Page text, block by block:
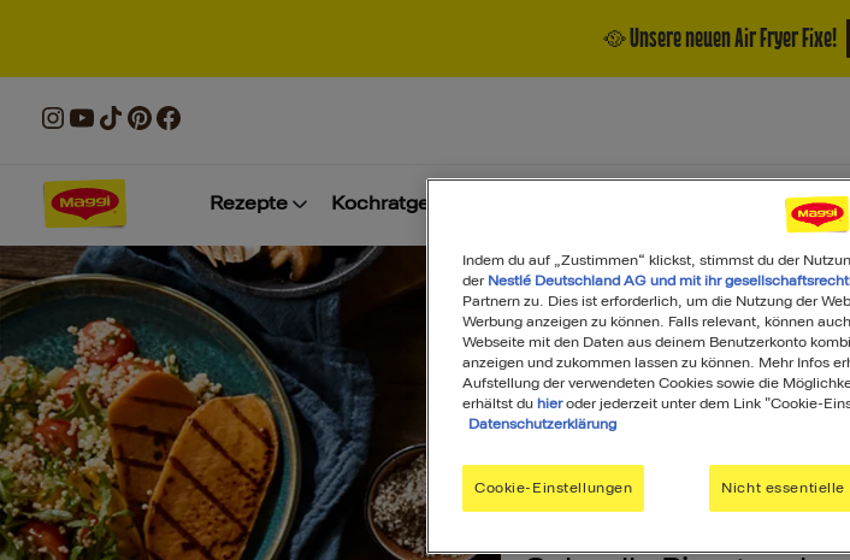
🥘 Unsere neuen Air Fryer Fixe!
Rezepte Kochratgeber Über uns
Was darf's
Indem du auf „Zustimmen“ klickst, stimmst du der
der Nestlé Deutschland AG und mit ihr
Partnern zu. Dies ist erforderlich, um die Nutzung der
Werbung anzeigen zu können. Falls relevant, können
Webseite mit den Daten aus deinem Benutzerkonto
anzeigen und zukommen lassen zu können. Mehr Infos
Aufstellung der verwendeten Cookies sowie die
erhältst du hieroder jederzeit unter dem Link "Cookie-
Datenschutzerklärung
Cookie-Einstellungen Nicht essentielle